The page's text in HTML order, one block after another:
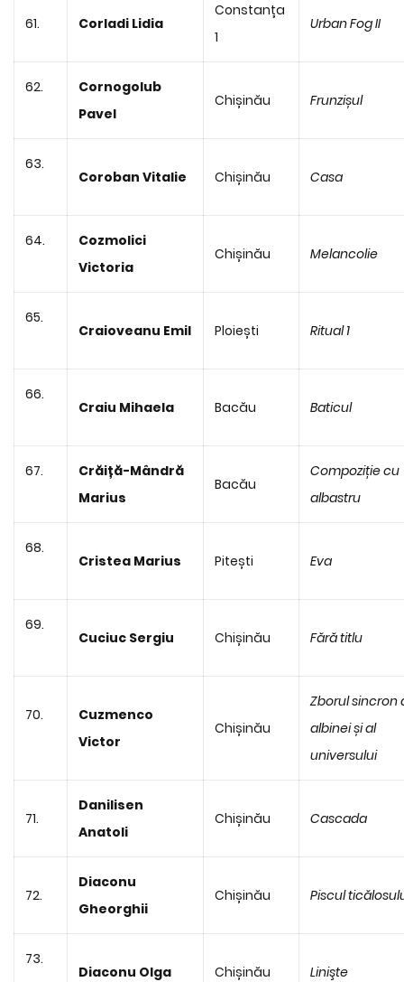
61. Corladi Lidia
Constanța
1
Urban Fog II
62.
Cornogolub
Pavel
Chișinău Frunzișul
63.
Coroban Vitalie Chișinău Casa
64.
Cozmolici
Victoria
Chișinău Melancolie
65.
Craioveanu Emil Ploiești Ritual 1
66.
Craiu Mihaela Bacău Baticul
67.
Crăiță-Mândră
Marius
Bacău
Compoziție cu
albastru
68.
Cristea Marius Pitești Eva
69.
Cuciuc Sergiu Chișinău Fără titlu
70.
Cuzmenco
Victor
Chișinău
Zborul sincron
albinei și al
universului
71.
Danilisen
Anatoli
Chișinău Cascada
72.
Diaconu
Gheorghii
Chișinău Piscul
73.
Diaconu Olga Chișinău Linişte